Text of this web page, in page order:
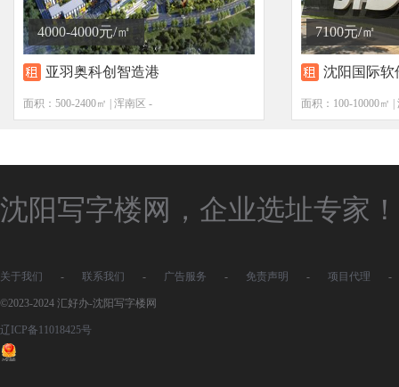
4000-4000元/㎡
亚羽奥科创智造港
面积：500-2400㎡ | 浑南区 -
7100元/㎡
沈阳国际软
面积：100-10000㎡
沈阳写字楼网，企业选址专家！
关于我们 - 联系我们 - 广告服务 - 免责声明 - 项目代理 -
©2023-2024 汇好办-沈阳写字楼网
辽ICP备11018425号